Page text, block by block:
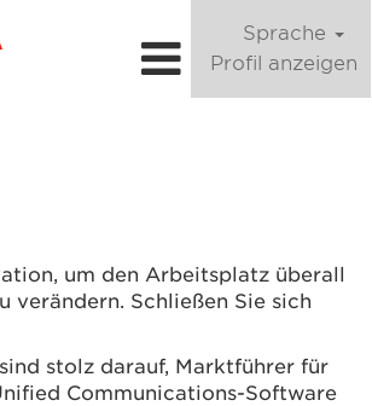
Sprache
Profil anzeigen
um den Arbeitsplatz überall
verändern. Schließen Sie sich
stolz darauf, Marktführer für
Communications-Software